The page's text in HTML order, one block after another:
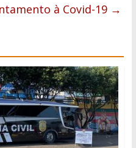
à Covid-19 →